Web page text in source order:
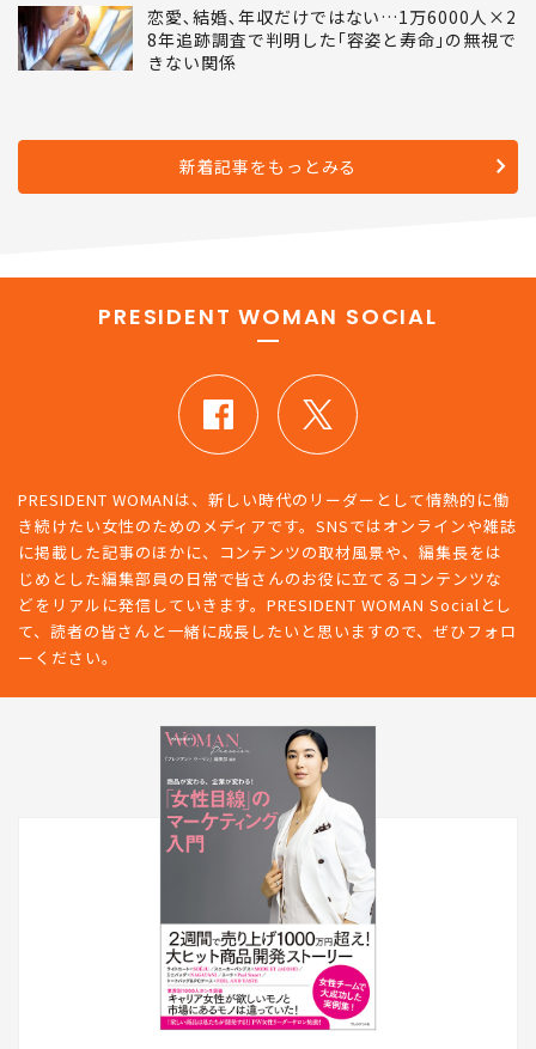
恋愛､結婚､年収だけではない…1万6000人×2
8年追跡調査で判明した｢容姿と寿命｣の無視で
きない関係
新着記事をもっとみる
PRESIDENT WOMAN SOCIAL
PRESIDENT WOMANは、新しい時代のリーダーとして情熱的に働
き続けたい女性のためのメディアです。SNSではオンラインや雑誌
に掲載した記事のほかに、コンテンツの取材風景や、編集長をは
じめとした編集部員の日常で皆さんのお役に立てるコンテンツな
どをリアルに発信していきます。PRESIDENT WOMAN Socialとし
て、読者の皆さんと一緒に成長したいと思いますので、ぜひフォロ
ーください。